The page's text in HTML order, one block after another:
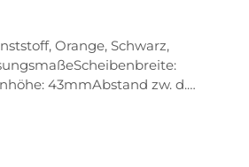
Orange, Schwarz,
43mmAbstand zw. d.